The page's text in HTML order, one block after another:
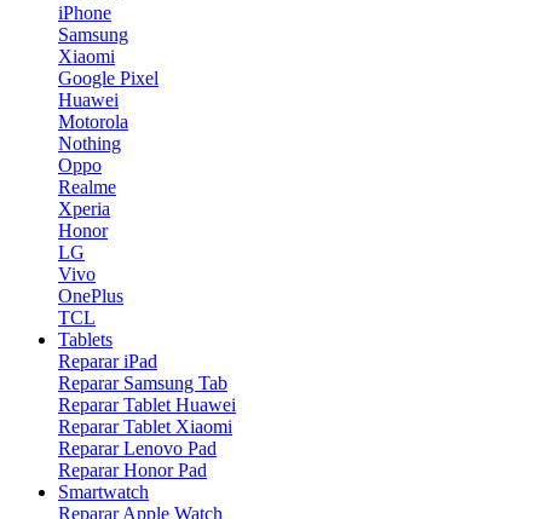
iPhone
Samsung
Xiaomi
Google Pixel
Huawei
Motorola
Nothing
Oppo
Realme
Xperia
Honor
LG
Vivo
OnePlus
TCL
Tablets
Reparar iPad
Reparar Samsung Tab
Reparar Tablet Huawei
Reparar Tablet Xiaomi
Reparar Lenovo Pad
Reparar Honor Pad
Smartwatch
Reparar Apple Watch